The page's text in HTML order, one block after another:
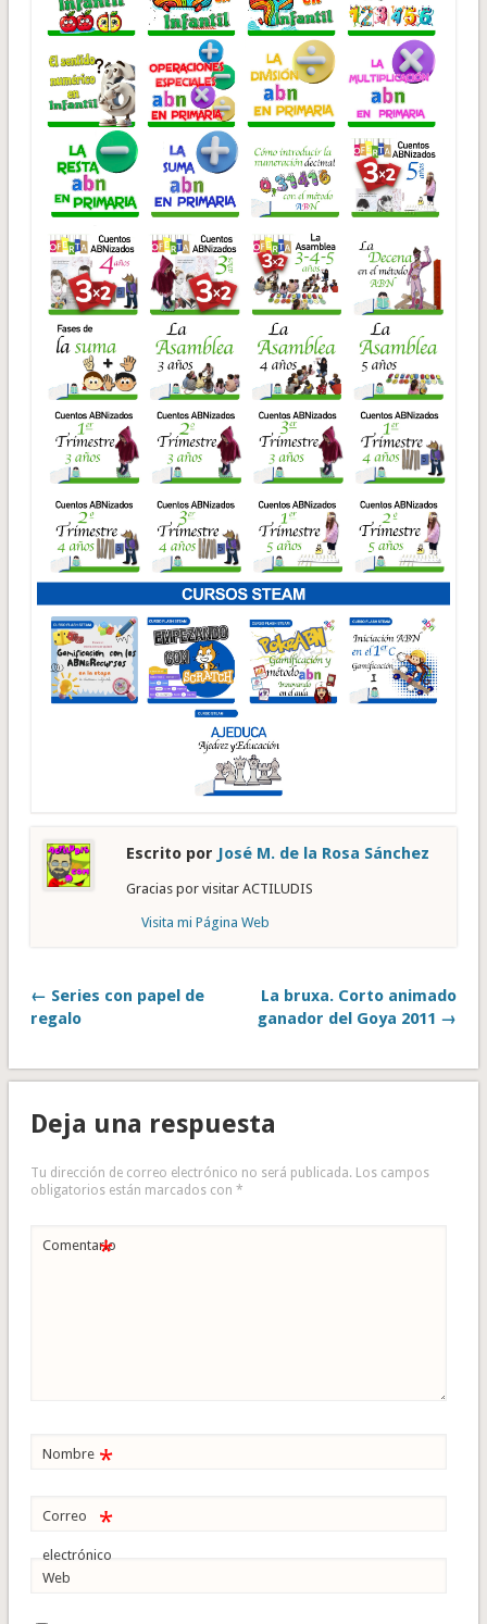
Escrito por José M. de la Rosa Sánchez
Gracias por visitar ACTILUDIS
Visita mi Página Web
← Series con papel de
regalo
La bruxa. Corto animado
ganador del Goya 2011 →
Deja una respuesta
Tu dirección de correo electrónico no será publicada. Los campos
obligatorios están marcados con *
Comentario
*
Nombre *
Correo
electrónico
*
Web